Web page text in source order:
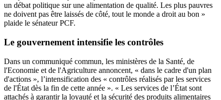
un débat politique sur une alimentation de qualité. Les plus pauvres
ne doivent pas être laissés de côté, tout le monde a droit au bon »
plaide le sénateur PCF.
Le gouvernement intensifie les contrôles
Dans un communiqué commun, les ministères de la Santé, de
l'Economie et de l'Agriculture annoncent, « dans le cadre d'un plan
d'actions », l’intensification des « contrôles réalisés par les services
de l'État dès la fin de cette année ». « Les services de l’État sont
attachés à garantir la loyauté et la sécurité des produits alimentaires